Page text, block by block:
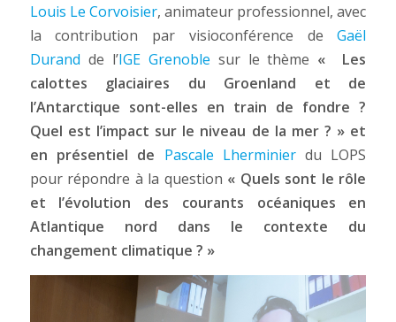
Louis Le Corvoisier, animateur professionnel, avec
la contribution par visioconférence deGaël
Durand de l’IGE Grenoble sur le thème « Les
calottes glaciaires du Groenland et de
l’Antarctique sont-elles en train de fondre ?
Quel est l’impact sur le niveau de la mer ? » et
en présentiel de Pascale Lherminierdu LOPS
pour répondre à la question « Quels sont le rôle
et l’évolution des courants océaniques en
Atlantique nord dans le contexte du
changement climatique ? »